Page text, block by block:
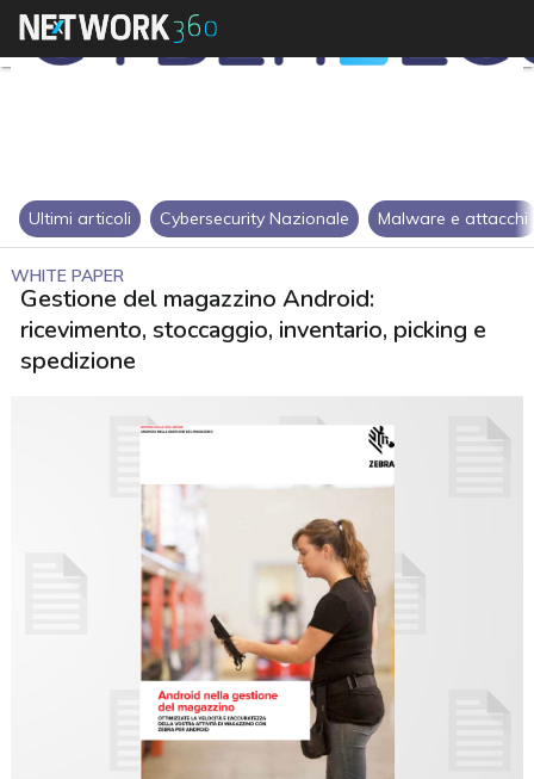
Ultimi articoli Cybersecurity Nazionale Malware e attacchi
WHITE PAPER
Gestione del magazzino Android:
ricevimento, stoccaggio, inventario, picking e
spedizione